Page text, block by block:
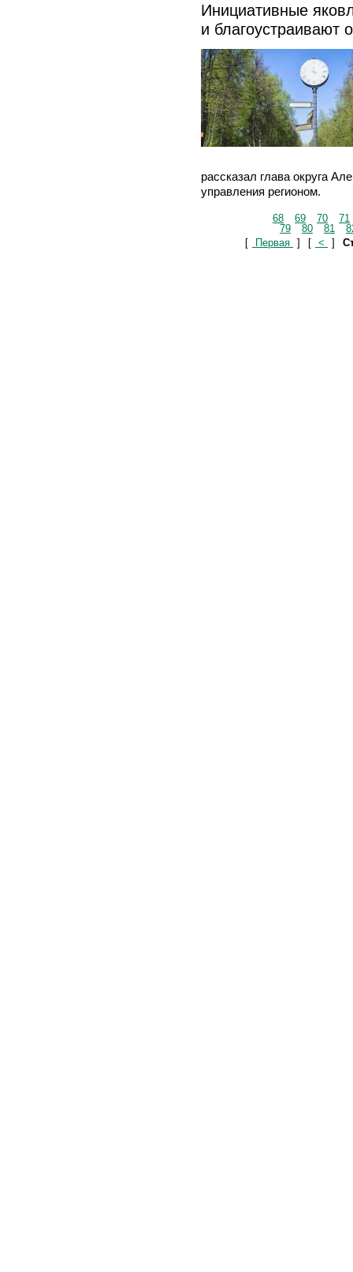
Инициативные
и благоустраивают
рассказал глава округа
управления регионом.
68 69 70
71
79
80 81
[
Первая ] [ < ]